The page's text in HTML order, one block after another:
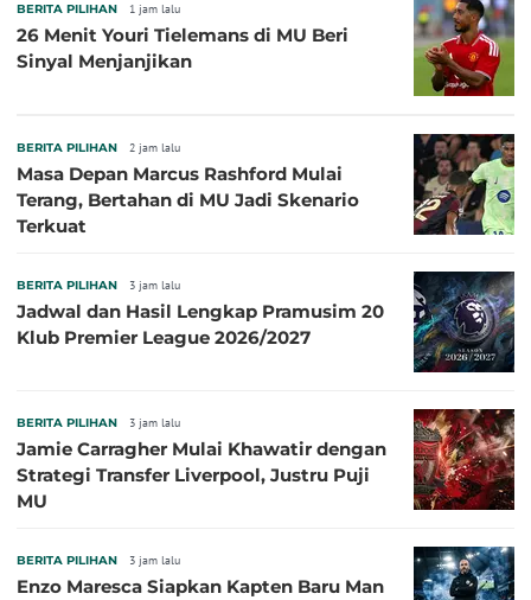
BERITA PILIHAN 1 jam lalu
26 Menit Youri Tielemans di MU Beri
Sinyal Menjanjikan
BERITA PILIHAN 2 jam lalu
Masa Depan Marcus Rashford Mulai
Terang, Bertahan di MU Jadi Skenario
Terkuat
BERITA PILIHAN 3 jam lalu
Jadwal dan Hasil Lengkap Pramusim 20
Klub Premier League 2026/2027
BERITA PILIHAN 3 jam lalu
Jamie Carragher Mulai Khawatir dengan
Strategi Transfer Liverpool, Justru Puji
MU
BERITA PILIHAN 3 jam lalu
Enzo Maresca Siapkan Kapten Baru Man